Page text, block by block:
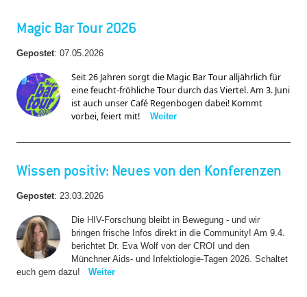
Magic Bar Tour 2026
Gepostet: 07.05.2026
Seit 26 Jahren sorgt die Magic Bar Tour alljährlich für
eine feucht-fröhliche Tour durch das Viertel. Am 3. Juni
ist auch unser Café Regenbogen dabei! Kommt
vorbei, feiert mit!
Weiter
Wissen positiv: Neues von den Konferenzen
Gepostet: 23.03.2026
Die HIV-Forschung bleibt in Bewegung - und wir
bringen frische Infos direkt in die Community! Am 9.4.
berichtet Dr. Eva Wolf von der CROI und den
Münchner Aids- und Infektiologie-Tagen 2026. Schaltet
euch gern dazu!
Weiter